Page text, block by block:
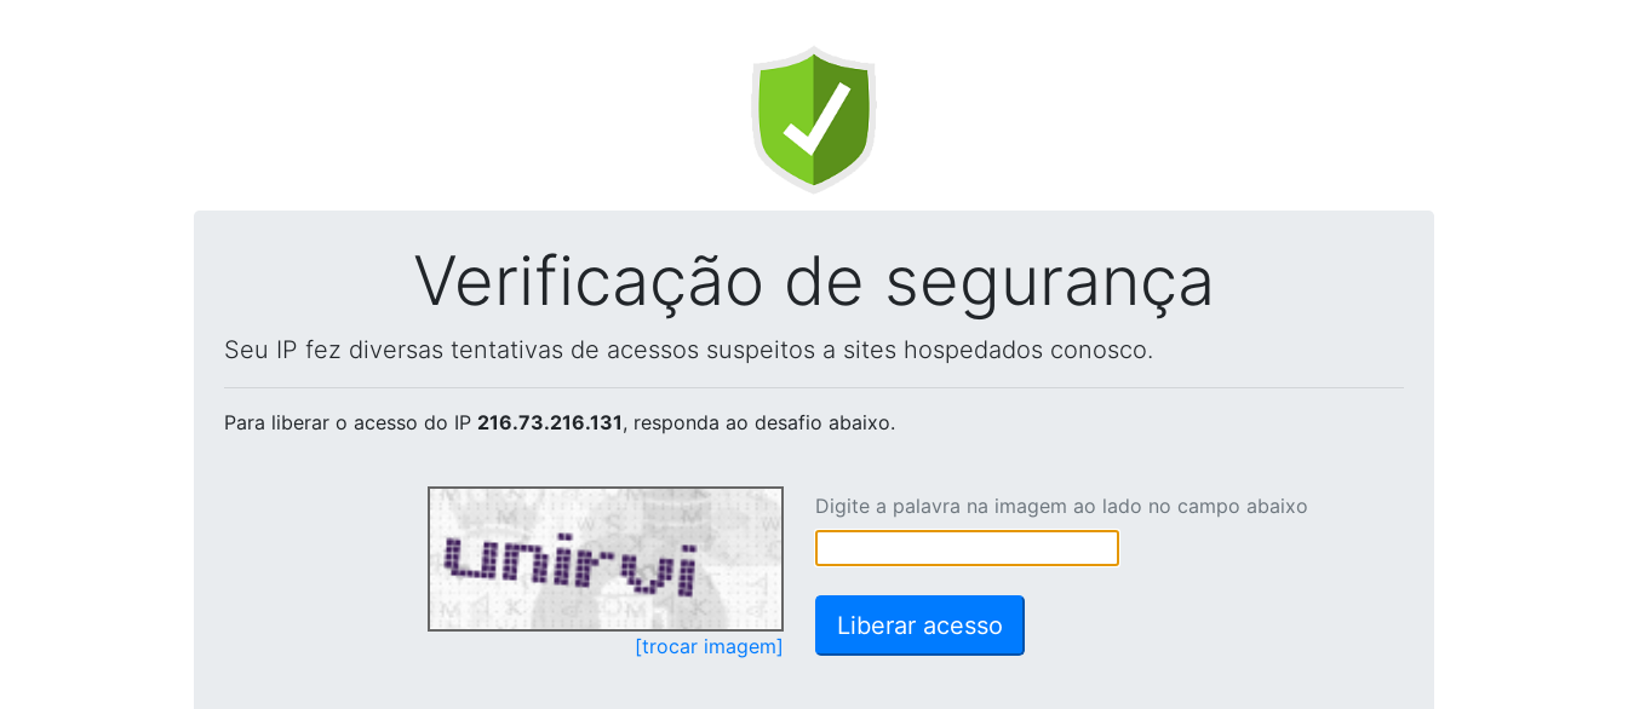
Verificação de segurança
Seu IP fez diversas tentativas de acessos suspeitos a sites hospedados conosco.
Para liberar o acesso do IP 216.73.216.131, responda ao desafio abaixo.
[trocar imagem]
Digite a palavra na imagem ao lado no campo abaixo